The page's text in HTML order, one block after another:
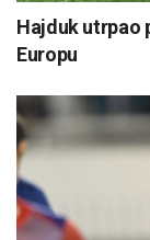
Hajduk utrpao
Europu